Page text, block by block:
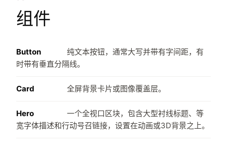
组件
Button
纯文本按钮，通常大写并带有字间距，有
时带有垂直分隔线。
Card 全屏背景卡片或图像覆盖层。
Hero
一个全视口区块，包含大型衬线标题、等
宽字体描述和行动号召链接，设置在动画或3D背景之上。